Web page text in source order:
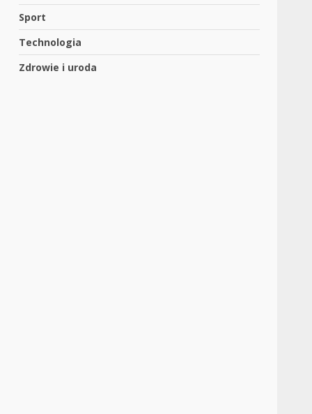
Sport
Technologia
Zdrowie i uroda